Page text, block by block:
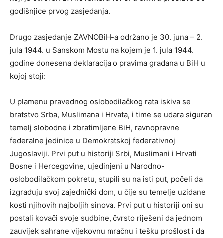
godišnjice prvog zasjedanja.
Drugo zasjedanje ZAVNOBiH-a održano je 30. juna – 2.
jula 1944. u Sanskom Mostu na kojem je 1. jula 1944.
godine donesena deklaracija o pravima građana u BiH u
kojoj stoji:
U plamenu pravednog oslobodilačkog rata iskiva se
bratstvo Srba, Muslimana i Hrvata, i time se udara siguran
temelj slobodne i zbratimljene BiH, ravnopravne
federalne jedinice u Demokratskoj federativnoj
Jugoslaviji. Prvi put u historiji Srbi, Muslimani i Hrvati
Bosne i Hercegovine, ujedinjeni u Narodno-
oslobodilačkom pokretu, stupili su na isti put, počeli da
izgrađuju svoj zajednički dom, u čije su temelje uzidane
kosti njihovih najboljih sinova. Prvi put u historiji oni su
postali kovači svoje sudbine, čvrsto riješeni da jednom
zauvijek sahrane vijekovnu mračnu i tešku prošlost i da